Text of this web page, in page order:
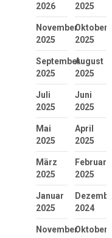
2026
2025
November
2025
Oktober
2025
September
2025
August
2025
Juli
2025
Juni
2025
Mai
2025
April
2025
März
2025
Februar
2025
Januar
2025
2024
NovemberOktober